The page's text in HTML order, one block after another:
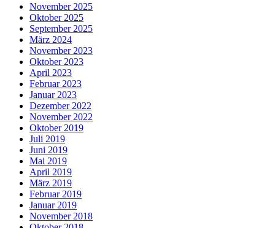
November 2025
Oktober 2025
September 2025
März 2024
November 2023
Oktober 2023
April 2023
Februar 2023
Januar 2023
Dezember 2022
November 2022
Oktober 2019
Juli 2019
Juni 2019
Mai 2019
April 2019
März 2019
Februar 2019
Januar 2019
November 2018